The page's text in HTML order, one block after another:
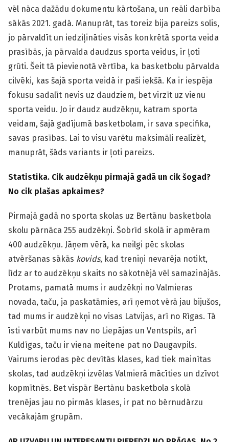
vēl nāca dažādu dokumentu kārtošana, un reāli darbība
sākās 2021. gadā. Manuprāt, tas toreiz bija pareizs solis,
jo pārvaldīt un iedziļināties visās konkrētā sporta veida
prasībās, ja pārvalda daudzus sporta veidus, ir ļoti
grūti. Šeit tā pievienotā vērtība, ka basketbolu pārvalda
cilvēki, kas šajā sporta veidā ir paši iekšā. Ka ir iespēja
fokusu sadalīt nevis uz daudziem, bet virzīt uz vienu
sporta veidu. Jo ir daudz audzēkņu, katram sporta
veidam, šajā gadījumā basketbolam, ir sava specifika,
savas prasības. Lai to visu varētu maksimāli realizēt,
manuprāt, šāds variants ir ļoti pareizs.
Statistika. Cik audzēkņu pirmajā gadā un cik šogad?
No cik plašas apkaimes?
Pirmajā gadā no sporta skolas uz Bertānu basketbola
skolu pārnāca 255 audzēkņi. Šobrīd skolā ir apmēram
400 audzēkņu. Jāņem vērā, ka neilgi pēc skolas
atvēršanas sākās kovids, kad treniņi nevarēja notikt,
līdz ar to audzēkņu skaits no sākotnējā vēl samazinājās.
Protams, pamatā mums ir audzēkņi no Valmieras
novada, taču, ja paskatāmies, arī ņemot vērā jau bijušos,
tad mums ir audzēkņi no visas Latvijas, arī no Rīgas. Tā
īsti varbūt mums nav no Liepājas un Ventspils, arī
Kuldīgas, taču ir viena meitene pat no Daugavpils.
Vairums ierodas pēc devītās klases, kad tiek mainītas
skolas, tad audzēkņi izvēlas Valmierā mācīties un dzīvot
kopmītnēs. Bet vispār Bertānu basketbola skolā
trenējas jau no pirmās klases, ir pat no bērnudārzu
vecākajām grupām.